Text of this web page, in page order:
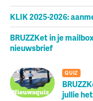
KLIK 2025-2026:
BRUZZKet in je
nieuwsbrief
QUIZ
jullie